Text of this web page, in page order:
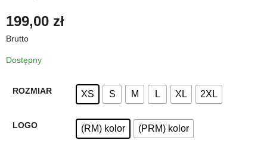
199,00 zł
Brutto
Dostępny
ROZMIAR XS S M L XL 2XL
LOGO (RM) kolor (PRM) kolor